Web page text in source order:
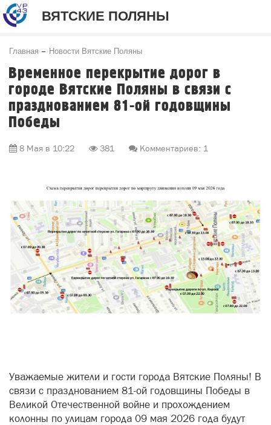
ВЯТСКИЕ ПОЛЯНЫ
Главная Новости Вятские Поляны
Временное перекрытие дорог в
городе Вятские Поляны в связи с
празднованием 81-ой годовщины
Победы
8 Мая в 10:22 381 Комментариев: 1
Уважаемые жители и гости города Вятские Поляны! В
связи с празднованием 81-ой годовщины Победы в
Великой Отечественной войне и прохождением
колонны по улицам города 09 мая 2026 года будут